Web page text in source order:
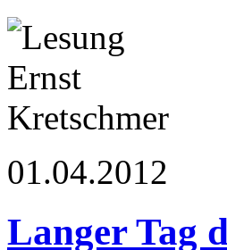
01.04.2012
Langer Tag